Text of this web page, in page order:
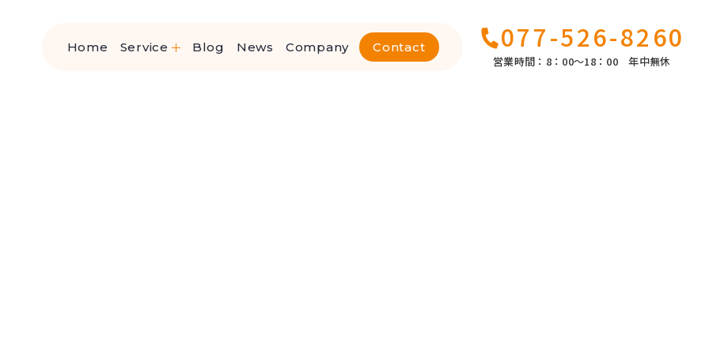
Home Service Blog News Company Contact 077-526-8260
営業時間：8：00～18：00 年中無休